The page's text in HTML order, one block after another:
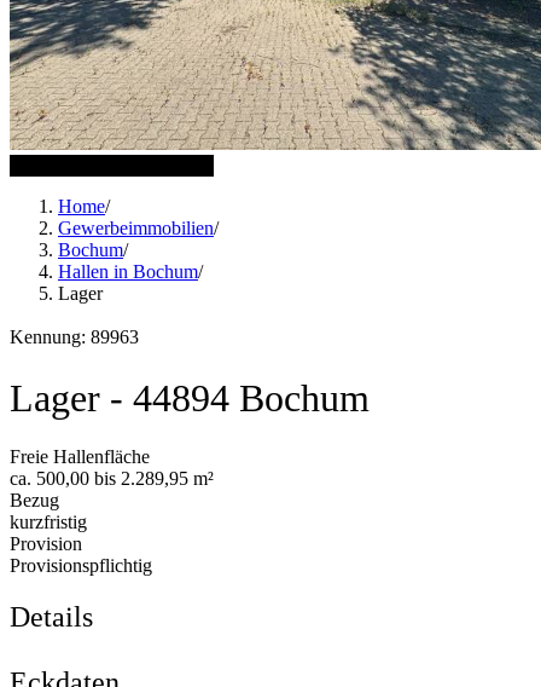
Home/
Gewerbeimmobilien/
Bochum/
Hallen in Bochum/
Lager
Kennung: 89963
Lager - 44894 Bochum
Freie Hallenfläche
ca. 500,00 bis 2.289,95 m²
Bezug
kurzfristig
Provision
Provisionspflichtig
Details